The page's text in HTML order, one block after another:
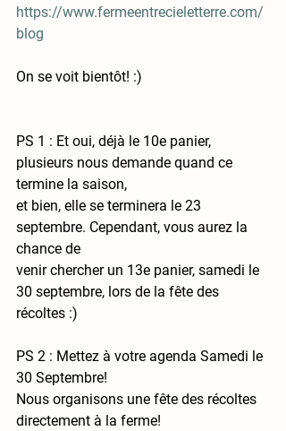
https://www.fermeentrecieletterre.com/
blog
On se voit bientôt! :)
PS 1 : Et oui, déjà le 10e panier,
plusieurs nous demande quand ce
termine la saison,
et bien, elle se terminera le 23
septembre. Cependant, vous aurez la
chance de
venir chercher un 13e panier, samedi le
30 septembre, lors de la fête des
récoltes :)
PS 2 : Mettez à votre agenda Samedi le
30 Septembre!
Nous organisons une fête des récoltes
directement à la ferme!